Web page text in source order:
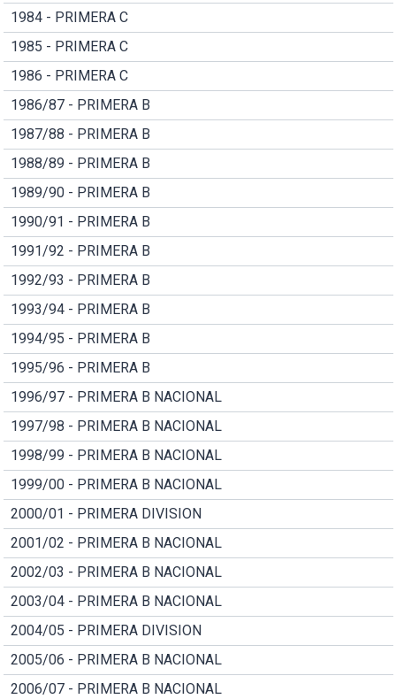
1984 - PRIMERA C
1985 - PRIMERA C
1986 - PRIMERA C
1986/87 - PRIMERA B
1987/88 - PRIMERA B
1988/89 - PRIMERA B
1989/90 - PRIMERA B
1990/91 - PRIMERA B
1991/92 - PRIMERA B
1992/93 - PRIMERA B
1993/94 - PRIMERA B
1994/95 - PRIMERA B
1995/96 - PRIMERA B
1996/97 - PRIMERA B NACIONAL
1997/98 - PRIMERA B NACIONAL
1998/99 - PRIMERA B NACIONAL
1999/00 - PRIMERA B NACIONAL
2000/01 - PRIMERA DIVISION
2001/02 - PRIMERA B NACIONAL
2002/03 - PRIMERA B NACIONAL
2003/04 - PRIMERA B NACIONAL
2004/05 - PRIMERA DIVISION
2005/06 - PRIMERA B NACIONAL
2006/07 - PRIMERA B NACIONAL